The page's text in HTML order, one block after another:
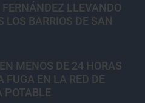
LLEVANDO
LOS BARRIOS DE SAN
MENOS DE 24 HORAS
FUGA EN LA RED DE
POTABLE